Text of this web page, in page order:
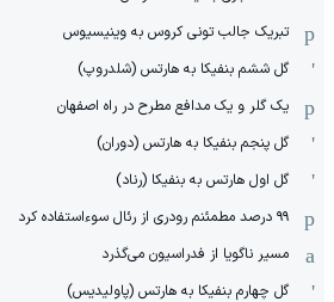
تبریک جالب تونی کروس به وینیسیوس
گل ششم بنفیکا به هارتس (شلدروپ)
یک گلر و یک مدافع مطرح در راه اصفهان
گل پنجم بنفیکا به هارتس (دوران)
گل اول هارتس به بنفیکا (رناد)
۹۹ درصد مطمئنم رودری از رئال سوءاستفاده کرد
مسیر ناگویا از فدراسیون می‌گذرد
گل چهارم بنفیکا به هارتس (پاولیدیس)